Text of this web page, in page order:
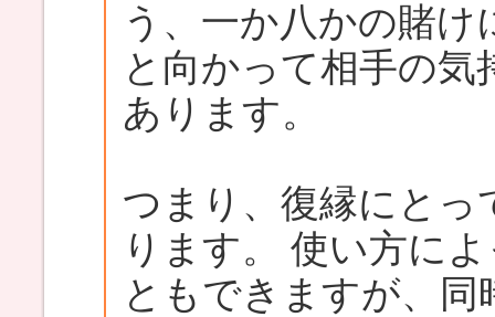
う、一か八かの賭
と向かって相手の
あります。
つまり、復縁にとっ
ります。 使い方に
ともできますが、